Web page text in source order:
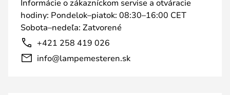
Informácie o zákazníckom servise a otváracie
hodiny: Pondelok–piatok: 08:30–16:00 CET
Sobota–nedeľa: Zatvorené
+421 258 419 026
info@lampemesteren.sk